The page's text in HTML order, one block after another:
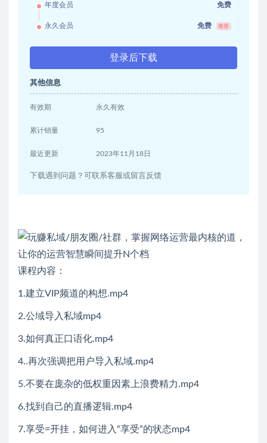
年度会员 免费
永久会员 免费 推荐
登录后下载
其他信息
有效期 永久有效
累计销量 95
最近更新 2023年11月18日
下载遇到问题？可联系客服或留言反馈
课程内容：
1.建立VIP频道的构想.mp4
2.公域导入私域mp4
3.如何真正口语化.mp4
4..再次强调把用户导入私域.mp4
5.不要在庞杂的低权重因素上浪费精力.mp4
6.找到自己的直播逻辑.mp4
7.享受=开挂，如何进入“享受”的状态mp4